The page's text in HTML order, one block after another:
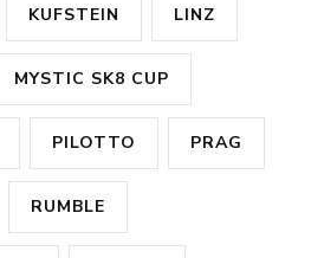
KUFSTEIN LINZ
MYSTIC SK8 CUP
PILOTTO PRAG
RUMBLE